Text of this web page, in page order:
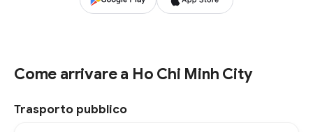
Come arrivare a Ho Chi Minh City
Trasporto pubblico